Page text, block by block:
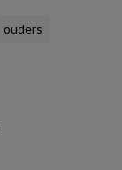
ouders